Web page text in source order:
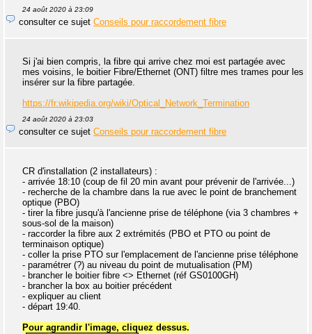
24 août 2020 à 23:09
consulter ce sujet Conseils pour raccordement fibre
Si j'ai bien compris, la fibre qui arrive chez moi est partagée avec
mes voisins, le boitier Fibre/Ethernet (ONT) filtre mes trames pour les
insérer sur la fibre partagée.
https://fr.wikipedia.org/wiki/Optical_Network_Termination
24 août 2020 à 23:03
consulter ce sujet Conseils pour raccordement fibre
CR d'installation (2 installateurs) :
- arrivée 18:10 (coup de fil 20 min avant pour prévenir de l'arrivée...)
- recherche de la chambre dans la rue avec le point de branchement
optique (PBO)
- tirer la fibre jusqu'à l'ancienne prise de téléphone (via 3 chambres +
sous-sol de la maison)
- raccorder la fibre aux 2 extrémités (PBO et PTO ou point de
terminaison optique)
- coller la prise PTO sur l'emplacement de l'ancienne prise téléphone
- paramétrer (?) au niveau du point de mutualisation (PM)
- brancher le boitier fibre <> Ethernet (réf GS0100GH)
- brancher la box au boitier précédent
- expliquer au client
- départ 19:40.
Pour agrandir l'image, cliquez dessus.